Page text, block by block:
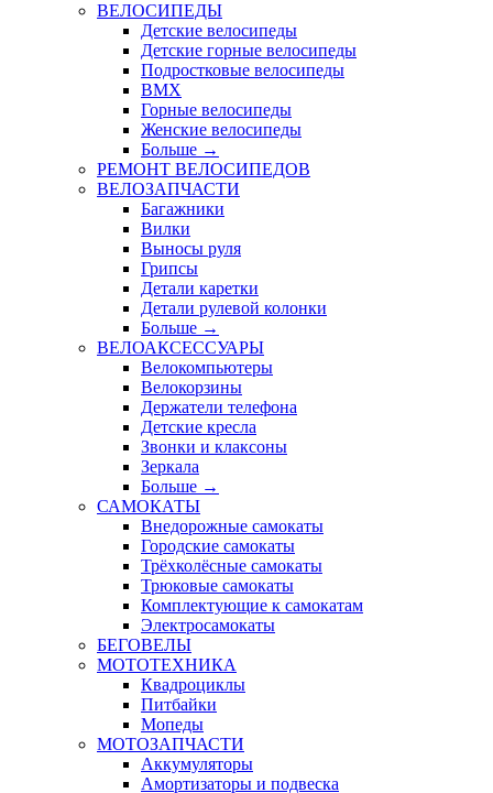
ВЕЛОСИПЕДЫ
Детские велосипеды
Детские горные велосипеды
Подростковые велосипеды
BMX
Горные велосипеды
Женские велосипеды
Больше →
РЕМОНТ ВЕЛОСИПЕДОВ
ВЕЛОЗАПЧАСТИ
Багажники
Вилки
Выносы руля
Грипсы
Детали каретки
Детали рулевой колонки
Больше →
ВЕЛОАКСЕССУАРЫ
Велокомпьютеры
Велокорзины
Держатели телефона
Детские кресла
Звонки и клаксоны
Зеркала
Больше →
САМОКАТЫ
Внедорожные самокаты
Городские самокаты
Трёхколёсные самокаты
Трюковые самокаты
Комплектующие к самокатам
Электросамокаты
БЕГОВЕЛЫ
МОТОТЕХНИКА
Квадроциклы
Питбайки
Мопеды
МОТОЗАПЧАСТИ
Аккумуляторы
Амортизаторы и подвеска